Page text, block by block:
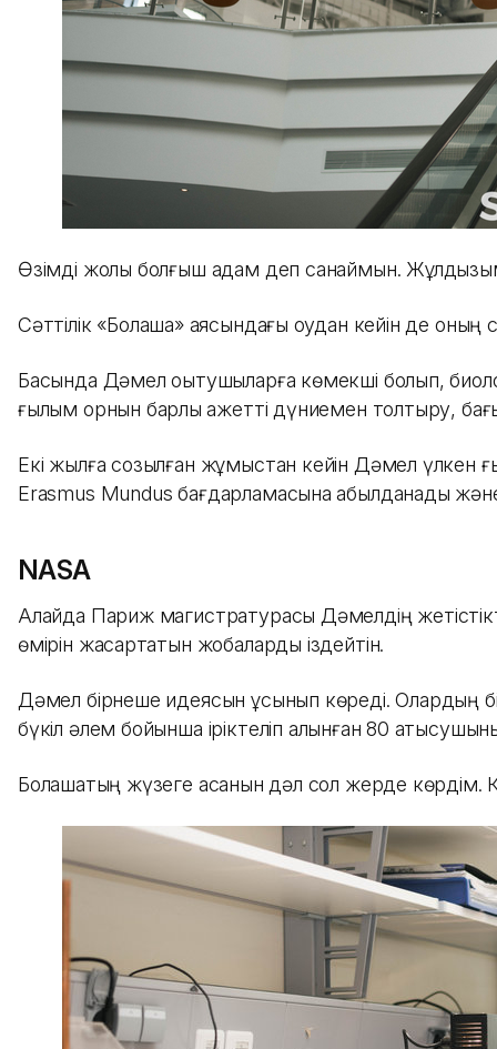
Өзімді жолы болғыш адам деп санаймын.
Сәттілік «Болашақ» аясындағы оқудан кейін де
Басында Дәмел оқытушыларға көмекші болып,
ғылым орнын барлық қажетті дүниемен толтыру,
Екі жылға созылған жұмыстан кейін Дәмел үлкен
Erasmus Mundus бағдарламасына қабылданады
NASA
Алайда Париж магистратурасы Дәмелдің
өмірін жақсартатын жобаларды іздейтін.
Дәмел бірнеше идеясын ұсынып көреді. Олардың
бүкіл әлем бойынша іріктеліп алынған 80
Болашақтың жүзеге асқанын дәл сол жерде көрдім.